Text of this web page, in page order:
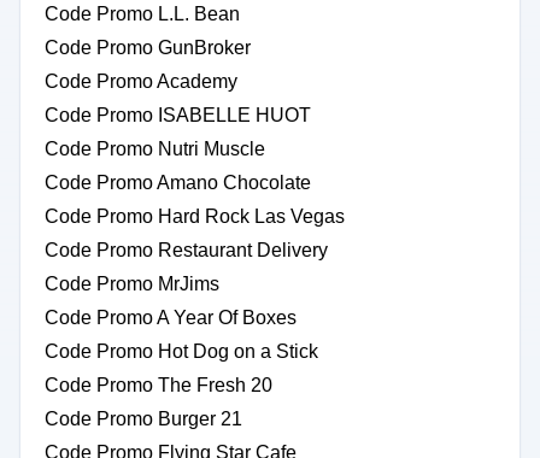
Code Promo L.L. Bean
Code Promo GunBroker
Code Promo Academy
Code Promo ISABELLE HUOT
Code Promo Nutri Muscle
Code Promo Amano Chocolate
Code Promo Hard Rock Las Vegas
Code Promo Restaurant Delivery
Code Promo MrJims
Code Promo A Year Of Boxes
Code Promo Hot Dog on a Stick
Code Promo The Fresh 20
Code Promo Burger 21
Code Promo Flying Star Cafe